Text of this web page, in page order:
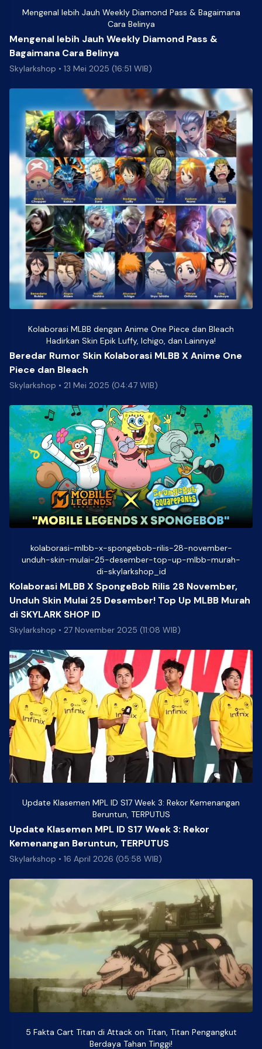
Mengenal lebih Jauh Weekly Diamond Pass & Bagaimana
Cara Belinya
Mengenal lebih Jauh Weekly Diamond Pass &
Bagaimana Cara Belinya
Skylarkshop • 13 Mei 2025 (16:51 WIB)
Kolaborasi MLBB dengan Anime One Piece dan Bleach
Hadirkan Skin Epik Luffy, Ichigo, dan Lainnya!
Beredar Rumor Skin Kolaborasi MLBB X Anime One
Piece dan Bleach
Skylarkshop • 21 Mei 2025 (04:47 WIB)
kolaborasi-mlbb-x-spongebob-rilis-28-november-
unduh-skin-mulai-25-desember-top-up-mlbb-murah-
di-skylarkshop_id
Kolaborasi MLBB X SpongeBob Rilis 28 November,
Unduh Skin Mulai 25 Desember! Top Up MLBB Murah
di SKYLARK SHOP ID
Skylarkshop • 27 November 2025 (11:08 WIB)
Update Klasemen MPL ID S17 Week 3: Rekor Kemenangan
Beruntun, TERPUTUS
Update Klasemen MPL ID S17 Week 3: Rekor
Kemenangan Beruntun, TERPUTUS
Skylarkshop • 16 April 2026 (05:58 WIB)
5 Fakta Cart Titan di Attack on Titan, Titan Pengangkut
Berdaya Tahan Tinggi!